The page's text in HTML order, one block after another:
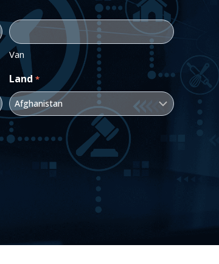
Van
Land *